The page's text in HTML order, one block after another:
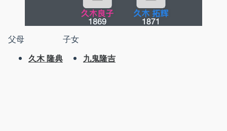
父母
久木 隆典
子女
九鬼隆吉